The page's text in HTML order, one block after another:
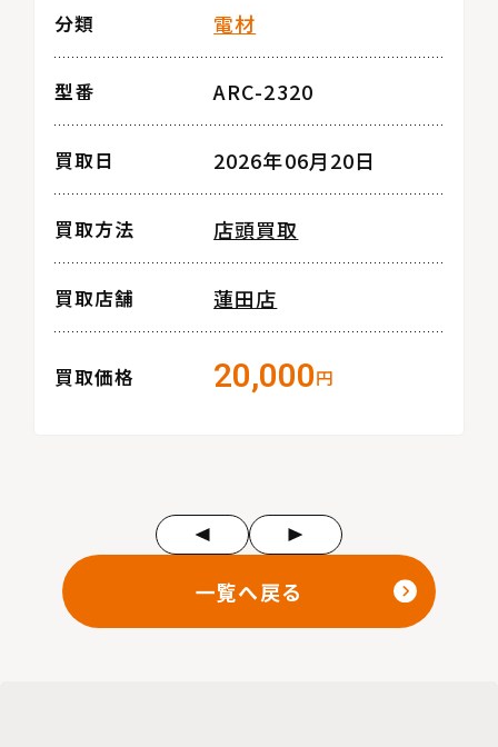
分類 電材
型番 ARC-2320
買取日 2026年06月20日
買取方法 店頭買取
買取店舗 蓮田店
買取価格 20,000円
一覧へ戻る